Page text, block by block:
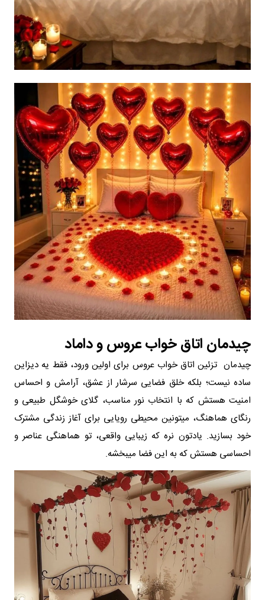
چیدمان اتاق خواب عروس و داماد
چیدمان تزئین اتاق خواب عروس برای اولین ورود، فقط یه دیزاین
ساده نیست؛ بلکه خلق فضایی سرشار از عشق، آرامش و احساس
امنیت هستش که با انتخاب نور مناسب، گلای خوشگل طبیعی و
رنگای هماهنگ، میتونین محیطی رویایی برای آغاز زندگی مشترک
خود بسازید. یادتون نره که زیبایی واقعی، تو هماهنگی عناصر و
احساسی هستش که به این فضا میبخشه.